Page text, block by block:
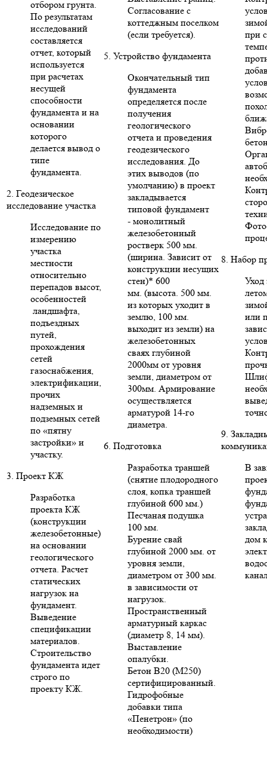
отбором грунта.
По результатам
исследований
составляется
отчет, который
используется
при расчетах
несущей
способности
фундамента и на
основании
которого
делается вывод о
типе
фундамента.
2. Геодезическое
исследование участка
Исследование по
измерению
участка
местности
относительно
перепадов высот,
особенностей
ландшафта,
подъездных
путей,
прохождения
сетей
газоснабжения,
электрификации,
прочих
надземных и
подземных сетей
по «пятну
застройки» и
участку.
3. Проект КЖ
Разработка
проекта КЖ
(конструкции
железобетонные)
на основании
геологического
отчета. Расчет
статических
нагрузок на
фундамент.
Выведение
спецификации
материалов.
Строительство
фундамента идет
строго по
проекту КЖ.
Согласование с
коттеджным поселком
(если требуется).
5. Устройство фундамента
Окончательный тип
фундамента
определяется после
получения
геологического
отчета и проведения
геодезического
исследования. До
этих выводов (по
умолчанию) в проект
закладывается
типовой фундамент
- монолитный
железобетонный
ростверк 500 мм.
(ширина. Зависит от
конструкции несущих
стен)* 600
мм. (высота. 500 мм.
из которых уходит в
землю, 100 мм.
выходит из земли) на
железобетонных
сваях глубиной
2000мм от уровня
земли, диаметром от
300мм. Армирование
осуществляется
арматурой 14-го
диаметра.
6. Подготовка
Разработка траншей
(снятие плодородного
слоя, копка траншей
глубиной 600 мм.)
Песчаная подушка
100 мм.
Бурение свай
глубиной 2000 мм. от
уровня земли,
диаметром от 300 мм.
в зависимости от
нагрузок.
Пространственный
арматурный каркас
(диаметр 8, 14 мм).
Выставление
опалубки.
Бетон В20 (М250)
сертифицированный.
Гидрофобные
добавки типа
«Пенетрон» (по
необходимости)
при
8. Набор
Уход
или
9.
В
дом